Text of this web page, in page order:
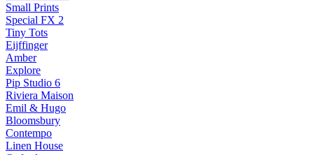
Small Prints
Special FX 2
Tiny Tots
Eijffinger
Amber
Explore
Pip Studio 6
Riviera Maison
Emil & Hugo
Bloomsbury
Contempo
Linen House